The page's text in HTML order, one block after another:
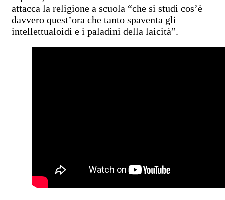
attacca la religione a scuola “che si studi cos’è
davvero quest’ora che tanto spaventa gli
intellettualoidi e i paladini della laicità”.